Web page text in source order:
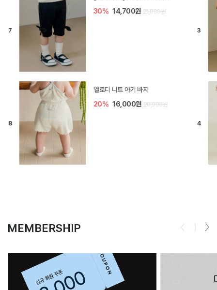
30% 14,700원 21,000원
엘로디 니트 아기 바지
20% 16,000원 20,000원
MEMBERSHIP